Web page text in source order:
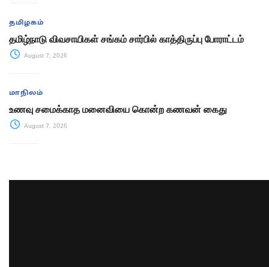
தமிழகம்
தமிழ்நாடு விவசாயிகள் சங்கம் சார்பில் காத்திருப்பு போராட்டம்
August 7, 2026
மாநிலம்
உணவு சமைக்காத மனைவியை கொன்ற கணவன் கைது
August 7, 2026